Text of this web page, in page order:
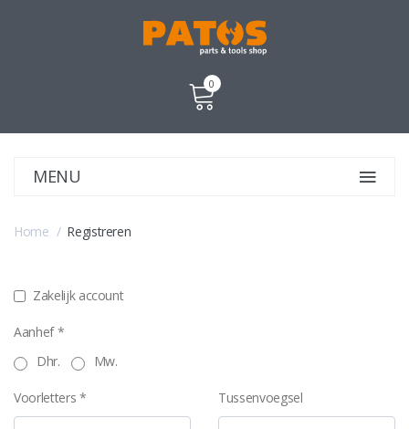
0
MENU
Home Registreren
Zakelijk account
Aanhef *
Dhr.
Mw.
Voorletters * Tussenvoegsel